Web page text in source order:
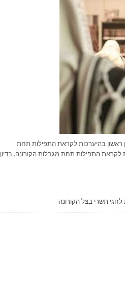
ראשון בהיערכות לקראת התפילות תחת
לקראת התפילות תחת מגבלות הקורונה. בדיון
לחגי תשרי בצל הקורונה